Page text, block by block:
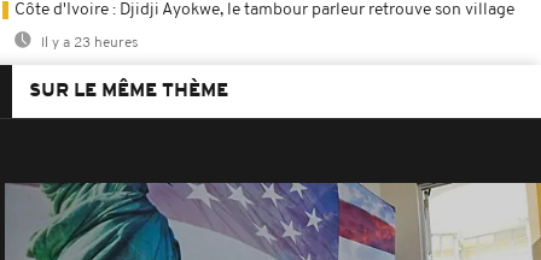
Côte d'Ivoire : Djidji Ayokwe, le tambour parleur retrouve son village
Il y a 23 heures
SUR LE MÊME THÈME